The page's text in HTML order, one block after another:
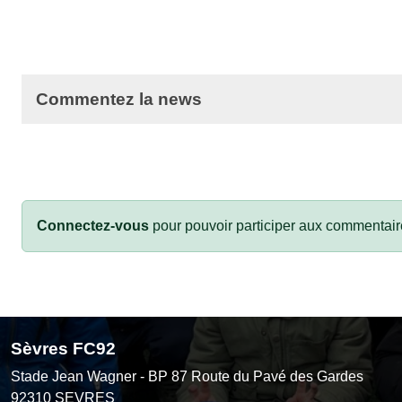
Commentez la news
Connectez-vous pour pouvoir participer aux
Sèvres FC92
Stade Jean Wagner - BP 87 Route du Pavé des Gardes
92310 SEVRES